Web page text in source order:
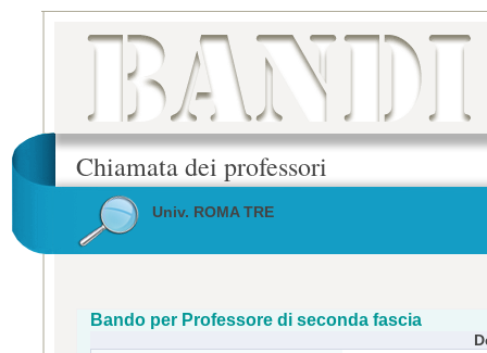
Chiamata dei professori
Univ. ROMA TRE
Bando per Professore di seconda fascia